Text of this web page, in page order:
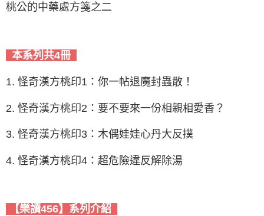
桃公的中藥處方箋之二
本系列共4冊
1. 怪奇漢方桃印1：你一帖退魔封蟲散！
2. 怪奇漢方桃印2：要不要來一份相親相愛香？
3. 怪奇漢方桃印3：木偶娃娃心丹大反撲
4. 怪奇漢方桃印4：超危險違反解除湯
【樂讀456】系列介紹